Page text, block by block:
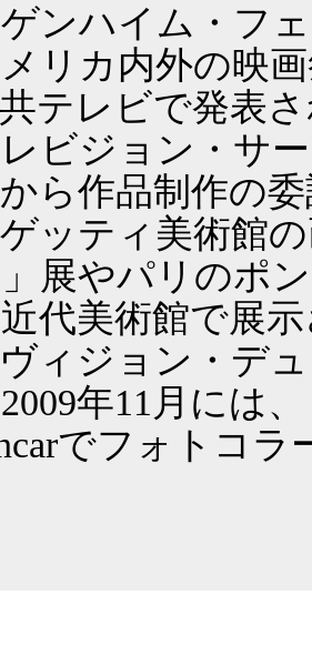
ンハイム・フ
リカ内外の映
テレビで発表
レビジョン・サ
ら作品制作の
ッティ美術館
展やパリのポ
代美術館で展
ィジョン・デ
年11月には
でフォトコ